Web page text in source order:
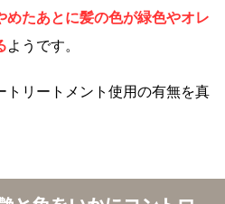
めたあとに髪の色が緑色やオレ
ようです。
トリートメント使用の有無を真